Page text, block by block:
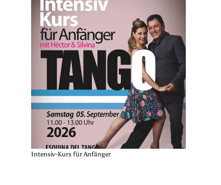
Intensiv-Kurs für Anfänger